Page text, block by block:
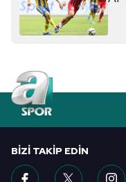
sınırlı olarak açık
için Ayarlar butonuna
Metnimiziziyaret
6698 sayılı Kişisel
ilgili mevzuata uygun
almak için lütfen
BIZI TAKIP EDIN